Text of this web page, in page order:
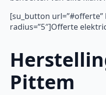
[su_button url=”#offerte”
radius=”5″]Offerte
Pittem